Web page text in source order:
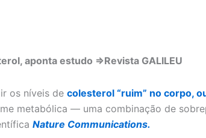
aponta estudo =>Revista GALILEU
os níveis de colesterol “ruim” no corpo,
metabólica — uma combinação de
Nature Communications.